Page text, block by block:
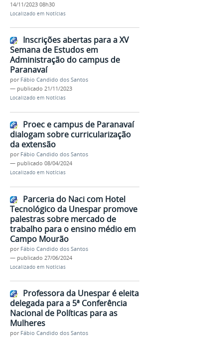
14/11/2023 08h30
Localizado em Notícias
Inscrições abertas para a XV
Semana de Estudos em
Administração do campus de
Paranavaí
por Fábio Candido dos Santos
— publicado 21/11/2023
Localizado em Notícias
Proec e campus de Paranavaí
dialogam sobre curricularização
da extensão
por Fábio Candido dos Santos
— publicado 08/04/2024
Localizado em Notícias
Parceria do Naci com Hotel
Tecnológico da Unespar promove
palestras sobre mercado de
trabalho para o ensino médio em
Campo Mourão
por Fábio Candido dos Santos
— publicado 27/06/2024
Localizado em Notícias
Professora da Unespar é eleita
delegada para a 5ª Conferência
Nacional de Políticas para as
Mulheres
por Fábio Candido dos Santos